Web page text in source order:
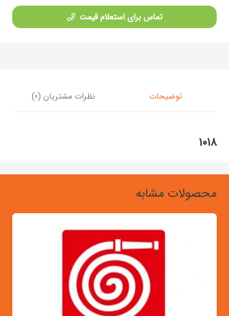
تماس برای استعلام قیمت
توضیحات نظرات مشتریان (0)
۱۰۱۸
محصولات مشابه